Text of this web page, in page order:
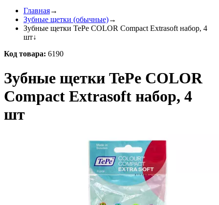
Главная→
Зубные щетки (обычные)→
Зубные щетки TePe COLOR Compact Extrasoft набор, 4
шт↓
Код товара: 6190
Зубные щетки TePe COLOR
Compact Extrasoft набор, 4
шт